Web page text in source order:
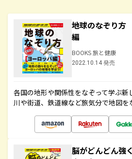
地球のなぞり
編
BOOKS 旅と健康
2022.10.14 発売
各国の地形や関係性をなぞって学ぶ新
川や街道、鉄道線など旅気分で地図を
脳がどんどん強